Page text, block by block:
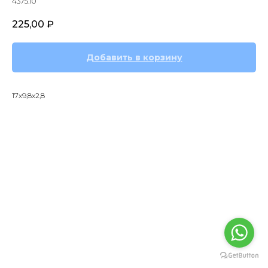
225,00 ₽
Добавить в корзину
17х9,8х2,8